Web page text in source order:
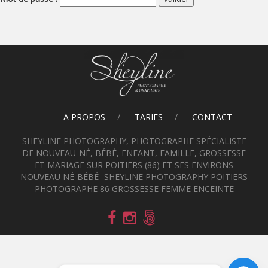
A PROPOS TARIFS CONTACT
SHEYLINE PHOTOGRAPHY, PHOTOGRAPHE SPÉCIALISTE
DE NOUVEAU-NÉ, BÉBÉ, ENFANT, FAMILLE, GROSSESSE
ET MARIAGE SUR POITIERS (86) ET SES ENVIRONS
NOUVEAU NÉ-BÉBÉ -SHEYLINE PHOTOGRAPHY POITIERS
PHOTOGRAPHE 86 GROSSESSE FEMME ENCEINTE